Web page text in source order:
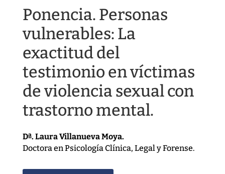
Ponencia. Personas
vulnerables: La
exactitud del
testimonio en víctimas
de violencia sexual con
trastorno mental.
Dª. Laura Villanueva Moya.
Doctora en Psicología Clínica, Legal y Forense.